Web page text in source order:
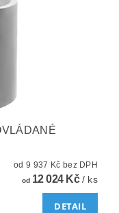
od 9 937 Kč bez DPH
od12 024 Kč/ ks
DETAIL